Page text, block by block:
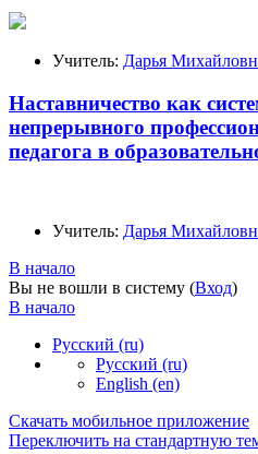
Учитель: Дарья
Наставничество как
непрерывного
педагога в
Учитель: Дарья
В начало
Вы не вошли в систему (Вход)
В начало
Русский ‎(ru)‎
Русский ‎(ru)‎
English ‎(en)‎
Скачать мобильное приложение
Переключить на стандартную